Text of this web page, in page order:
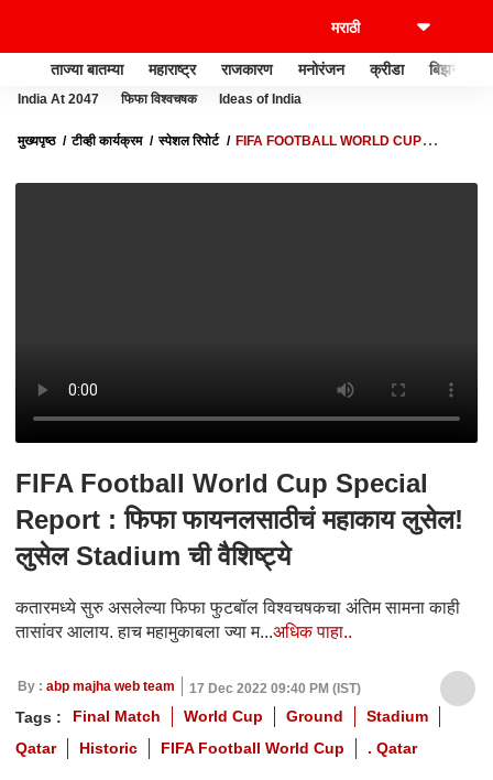
ताज्या बातम्या महाराष्ट्र राजकारण मनोरंजन क्रीडा बिझनेस
India At 2047 फिफा विश्वचषक Ideas of India
मुख्यपृष्ठ टीव्ही कार्यक्रम स्पेशल रिपोर्ट
FIFA FOOTBALL WORLD CUP
FIFA Football World Cup Special
Report : फिफा फायनलसाठीचं महाकाय लुसेल!
लुसेल Stadium ची वैशिष्ट्ये
कतारमध्ये सुरु असलेल्या फिफा फुटबॉल विश्वचषकचा अंतिम सामना काही
तासांवर आलाय. हाच महामुकाबला ज्या म...अधिक पाहा..
By : abp majha web team 17 Dec 2022 09:40 PM (IST)
Tags : Final Match World Cup Ground
Stadium
Qatar
Historic FIFA Football World Cup . Qatar